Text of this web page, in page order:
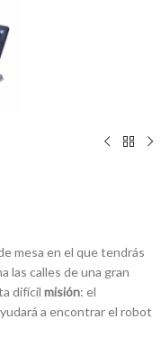
mesa en el que tendrás
las calles de una gran
difícil misión: el
a encontrar el robot